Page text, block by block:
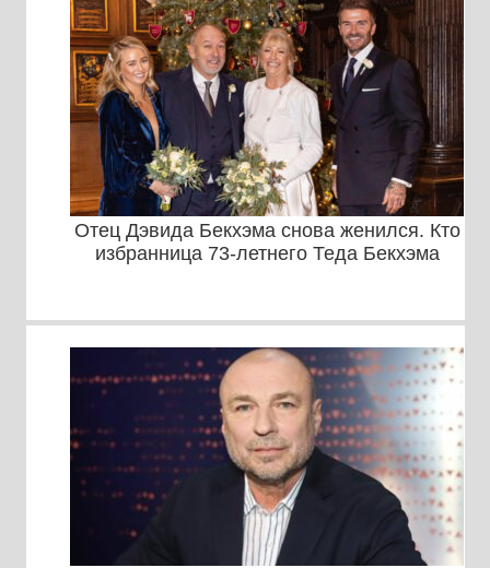
Отец Дэвида Бекхэма снова женился. Кто
избранница 73-летнего Теда Бекхэма